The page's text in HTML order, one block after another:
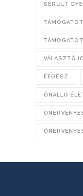
SÉRÜLT
ÉFOÉSZ
ÖNÁLLÓ